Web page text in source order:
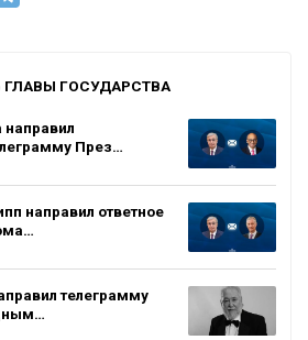
ГЛАВЫ ГОСУДАРСТВА
направил
През…
направил ответное
телеграмму